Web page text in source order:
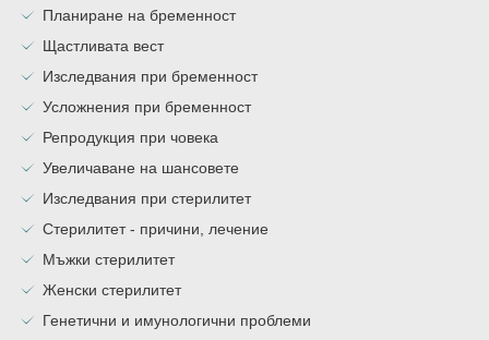
Планиране на бременност
Щастливата вест
Изследвания при бременност
Усложнения при бременност
Репродукция при човека
Увеличаване на шансовете
Изследвания при стерилитет
Стерилитет - причини, лечение
Мъжки стерилитет
Женски стерилитет
Генетични и имунологични проблеми